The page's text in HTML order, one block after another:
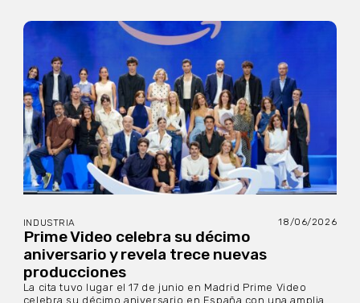
INDUSTRIA 18/06/2026
Prime Video celebra su décimo
aniversario y revela trece nuevas
producciones
La cita tuvo lugar el 17 de junio en Madrid Prime Video
celebra su décimo aniversario en España con una amplia